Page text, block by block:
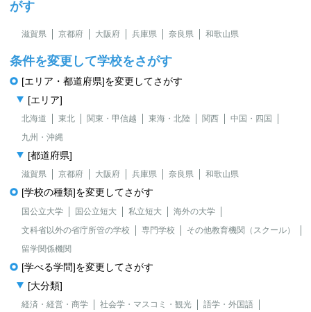
がす
滋賀県 京都府 大阪府 兵庫県 奈良県 和歌山県
条件を変更して学校をさがす
[エリア・都道府県]を変更してさがす
[エリア]
北海道 東北 関東・甲信越 東海・北陸 関西
中国・四国
九州・沖縄
[都道府県]
滋賀県 京都府 大阪府 兵庫県 奈良県 和歌山県
[学校の種類]を変更してさがす
国公立大学 国公立短大 私立短大
海外の大学
文科省以外の省庁所管の学校
専門学校
その他教育機関（スクール）
留学関係機関
[学べる学問]を変更してさがす
[大分類]
経済・経営・商学 社会学・マスコミ・観光
語学・外国語